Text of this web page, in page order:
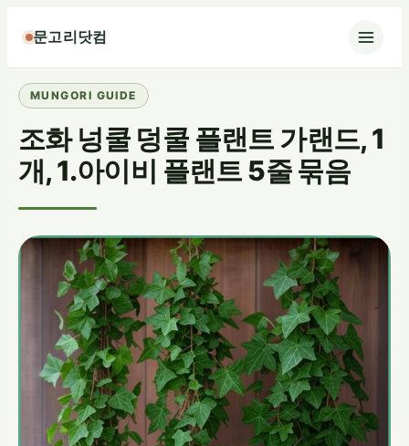
츠
로
로
가
기
문고리닷컴
조화 넝쿨 덩쿨 플랜트 가랜드, 1
개, 1.아이비 플랜트 5줄 묶음